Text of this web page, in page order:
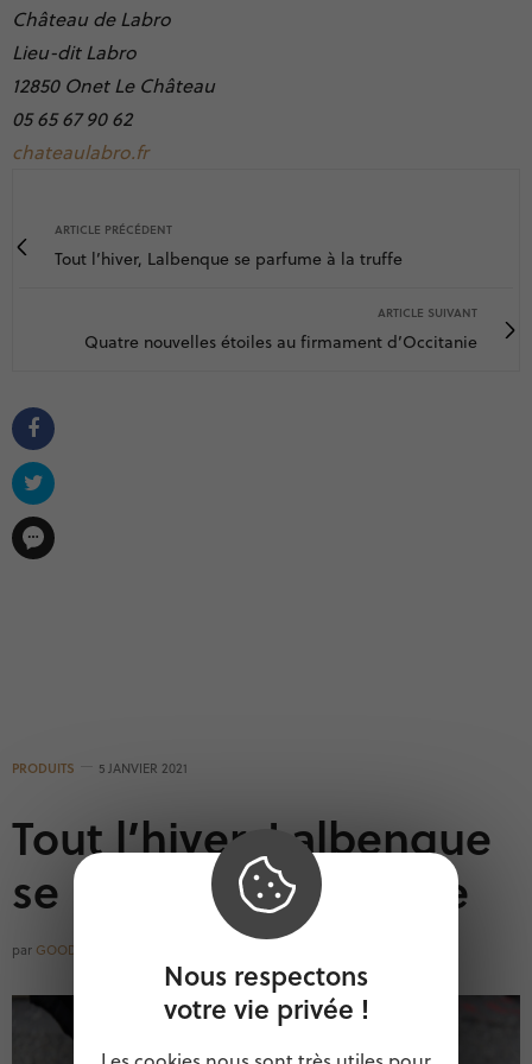
Château de Labro
Lieu-dit Labro
12850 Onet Le Château
05 65 67 90 62
chateaulabro.fr
ARTICLE PRÉCÉDENT
Tout l’hiver, Lalbenque se parfume à la truffe
ARTICLE SUIVANT
Quatre nouvelles étoiles au firmament d’Occitanie
PRODUITS 5 JANVIER 2021
Tout l’hiver, Lalbenque
se parfume à la truffe
par GOODOCCITANIE
Nous respectons
votre vie privée !